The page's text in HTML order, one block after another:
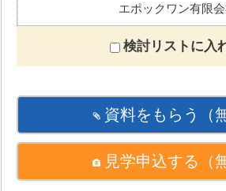
エポックワン有限
検討リストに入
資料をもらう （
見学申込する （